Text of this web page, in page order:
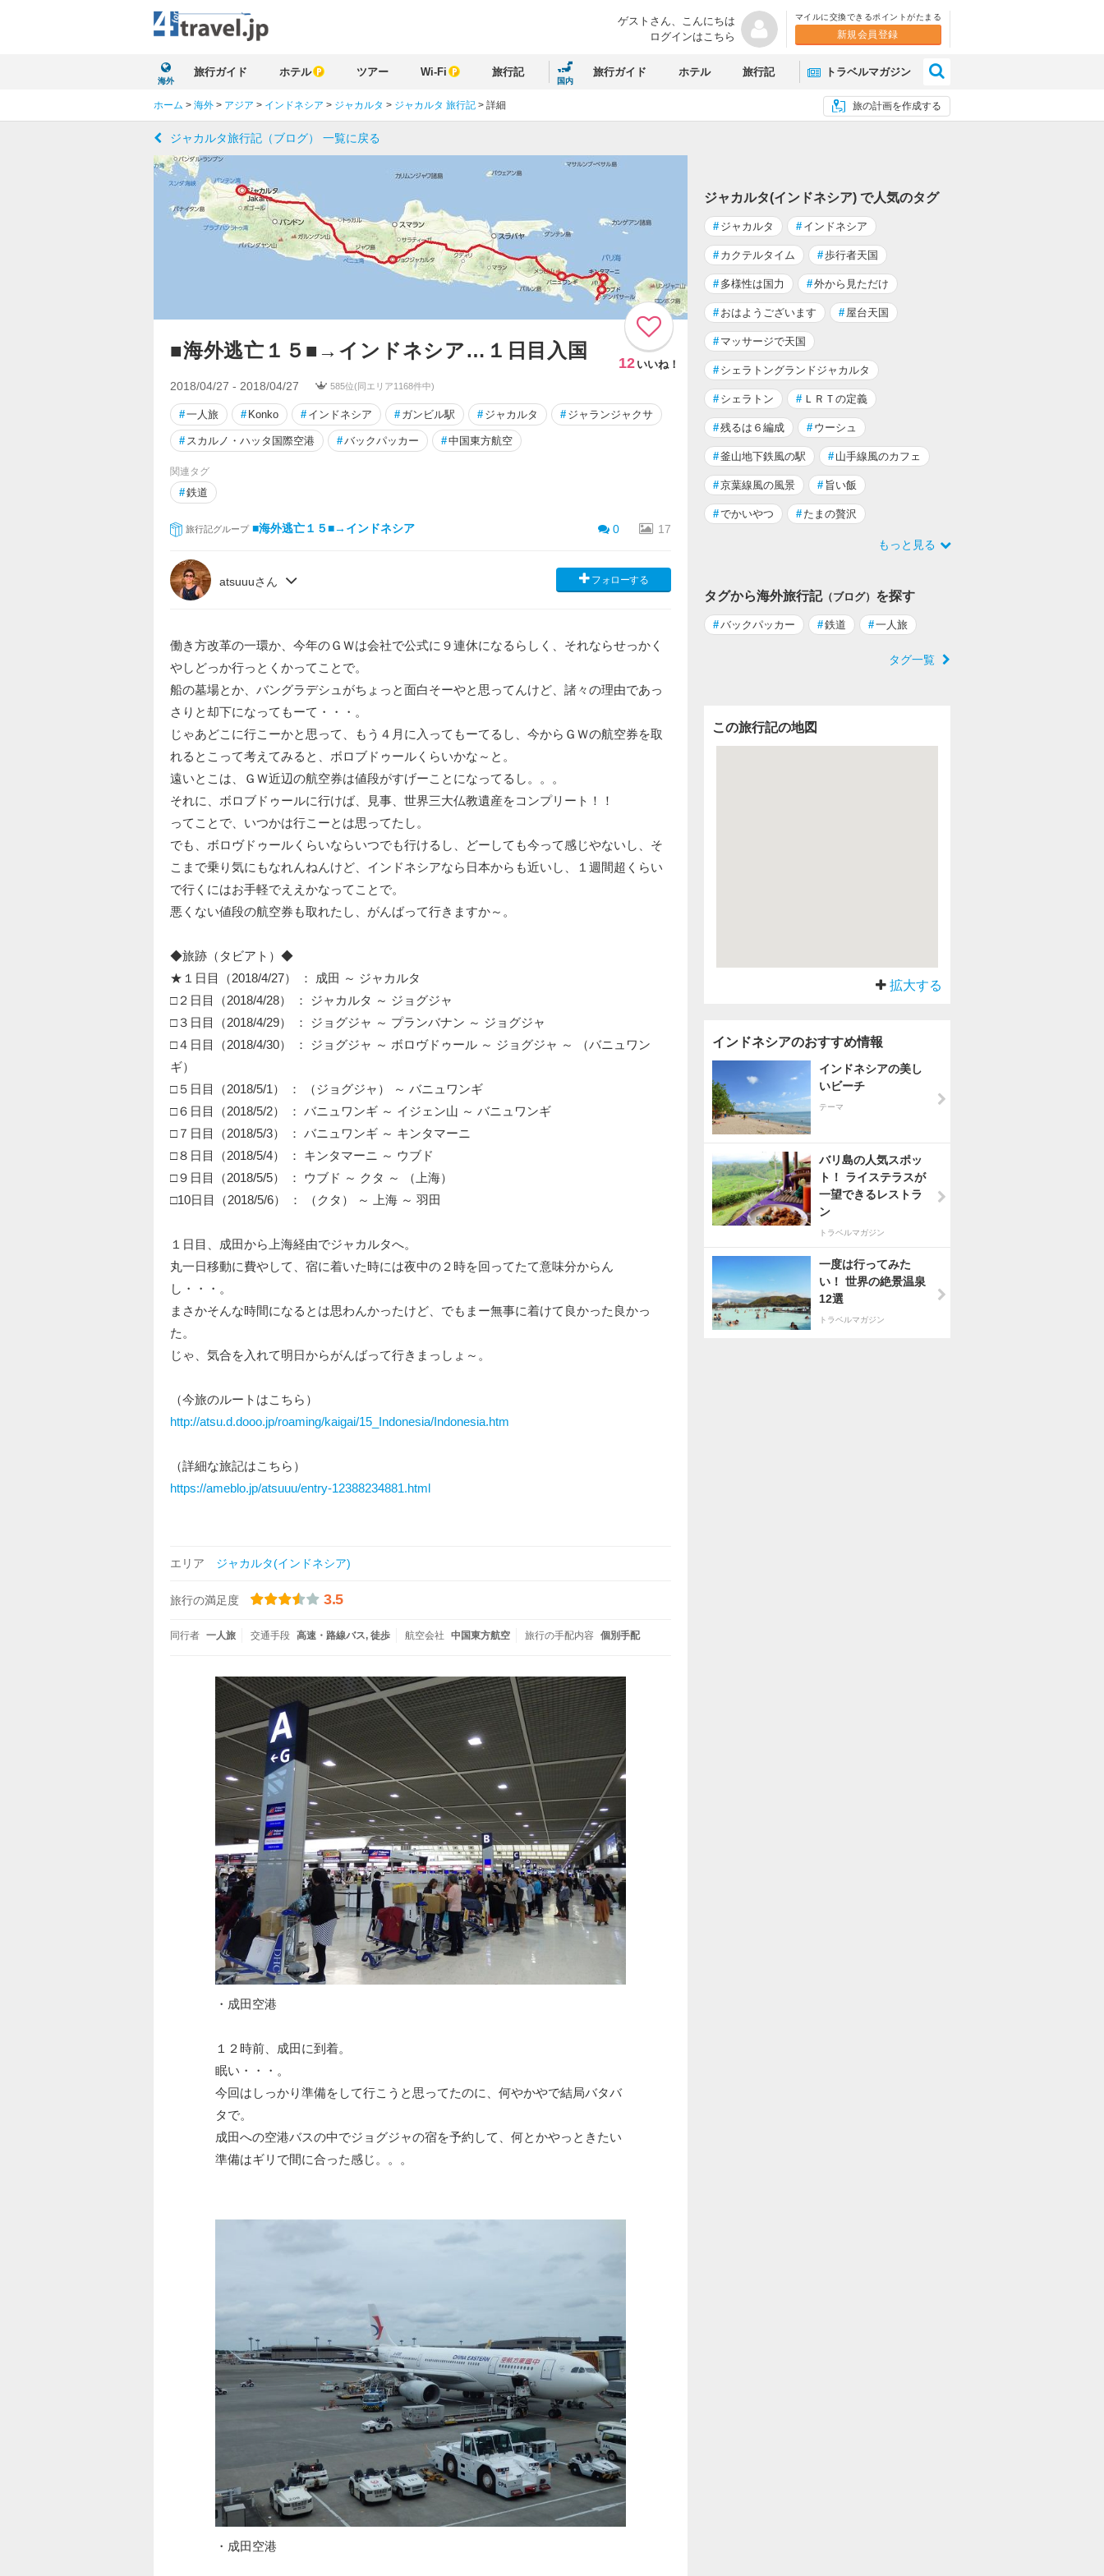
ゲストさん、 こんにちは
ログインはこちら
マイルに交換できるポイントがたまる
新規会員登録
海外
旅行ガイド ホテル ツアー Wi-Fi 旅行記
国内
旅行ガイド ホテル 旅行記 トラベルマガジン
旅の計画を作成する
ホーム > 海外 > アジア > インドネシア > ジャカルタ > ジャカルタ 旅行記 > 詳細
ジャカルタ旅行記（ブログ） 一覧に戻る
■海外逃亡１５■→インドネシア…１日目入国
12 いいね！
2018/04/27 - 2018/04/27 585位(同エリア1168件中)
#一人旅 # Konko # インドネシア # ガンビル駅 # ジャカルタ # ジャランジャクサ
# スカルノ・ハッタ国際空港 #バックパッカー #中国東方航空
関連タグ
#鉄道
旅行記グループ ■海外逃亡１５■→インドネシア 0 17
atsuuuさん フォローする
働き方改革の一環か、今年のＧＷは会社で公式に９連休になるらしく、それならせっかく
やしどっか行っとくかってことで。
船の墓場とか、バングラデシュがちょっと面白そーやと思ってんけど、諸々の理由であっ
さりと却下になってもーて・・・。
じゃあどこに行こーかと思って、もう４月に入ってもーてるし、今からＧＷの航空券を取
れるとこって考えてみると、ボロブドゥールくらいかな～と。
遠いとこは、ＧＷ近辺の航空券は値段がすげーことになってるし。。。
それに、ボロブドゥールに行けば、見事、世界三大仏教遺産をコンプリート！！
ってことで、いつかは行こーとは思ってたし。
でも、ボロヴドゥールくらいならいつでも行けるし、どーしても今って感じやないし、そ
こまで乗り気にもなれんねんけど、インドネシアなら日本からも近いし、１週間超くらい
で行くにはお手軽でええかなってことで。
悪くない値段の航空券も取れたし、がんばって行きますか～。
◆旅跡（タビアト）◆
★１日目（2018/4/27） ： 成田 ～ ジャカルタ
□２日目（2018/4/28） ： ジャカルタ ～ ジョグジャ
□３日目（2018/4/29） ： ジョグジャ ～ プランバナン ～ ジョグジャ
□４日目（2018/4/30） ： ジョグジャ ～ ボロヴドゥール ～ ジョグジャ ～ （バニュワン
ギ）
□５日目（2018/5/1） ： （ジョグジャ） ～ バニュワンギ
□６日目（2018/5/2） ： バニュワンギ ～ イジェン山 ～ バニュワンギ
□７日目（2018/5/3） ： バニュワンギ ～ キンタマーニ
□８日目（2018/5/4） ： キンタマーニ ～ ウブド
□９日目（2018/5/5） ： ウブド ～ クタ ～ （上海）
□10日目（2018/5/6） ： （クタ） ～ 上海 ～ 羽田
１日目、成田から上海経由でジャカルタへ。
丸一日移動に費やして、宿に着いた時には夜中の２時を回ってたて意味分からん
し・・・。
まさかそんな時間になるとは思わんかったけど、でもまー無事に着けて良かった良かっ
た。
じゃ、気合を入れて明日からがんばって行きまっしょ～。
（今旅のルートはこちら）
http://atsu.d.dooo.jp/roaming/kaigai/15_Indonesia/Indonesia.htm
（詳細な旅記はこちら）
https://ameblo.jp/atsuuu/entry-12388234881.html
エリア ジャカルタ(インドネシア)
旅行の満足度 3.5
同行者 一人旅 交通手段 高速・路線バス 徒歩 航空会社 中国東方航空 旅行の手配内容 個別手配
・成田空港
１２時前、成田に到着。
眠い・・・。
今回はしっかり準備をして行こうと思ってたのに、何やかやで結局バタバ
タで。
成田への空港バスの中でジョグジャの宿を予約して、何とかやっときたい
準備はギリで間に合った感じ。。。
・成田空港
ジャカルタ(インドネシア) で人気のタグ
# ジャカルタ # インドネシア
# カクテルタイム #歩行者天国
# 多様性は国力 #外から見ただけ
# おはようございます # 屋台天国
# マッサージで天国
# シェラトングランドジャカルタ
# シェラトン # ＬＲＴの定義
#残るは６編成 # ウーシュ
#釜山地下鉄風の駅 # 山手線風のカフェ
#京葉線風の風景 # 旨い飯
#でかいやつ # たまの贅沢
もっと見る
タグから海外旅行記（ブログ） を探す
#バックパッカー #鉄道 #一人旅
タグ一覧
この旅行記の地図
拡大する
インドネシアのおすすめ情報
インドネシアの美し
いビーチ
テーマ
バリ島の人気スポッ
ト！ ライステラスが
一望できるレストラ
ン
トラベルマガジン
一度は行ってみた
い！ 世界の絶景温泉
12選
トラベルマガジン